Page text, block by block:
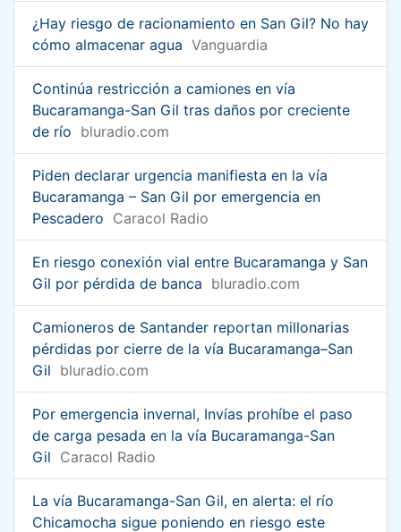
¿Hay riesgo de racionamiento en San Gil? No hay
cómo almacenar agua Vanguardia
Continúa restricción a camiones en vía
Bucaramanga-San Gil tras daños por creciente
de río bluradio.com
Piden declarar urgencia manifiesta en la vía
Bucaramanga – San Gil por emergencia en
Pescadero Caracol Radio
En riesgo conexión vial entre Bucaramanga y San
Gil por pérdida de banca bluradio.com
Camioneros de Santander reportan millonarias
pérdidas por cierre de la vía Bucaramanga–San
Gil bluradio.com
Por emergencia invernal, Invías prohíbe el paso
de carga pesada en la vía Bucaramanga-San
Gil Caracol Radio
La vía Bucaramanga-San Gil, en alerta: el río
Chicamocha sigue poniendo en riesgo este